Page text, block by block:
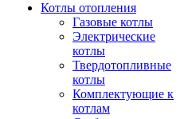
Котлы отопления
Газовые котлы
Электрические
котлы
Твердотопливные
котлы
Комплектующие к
котлам